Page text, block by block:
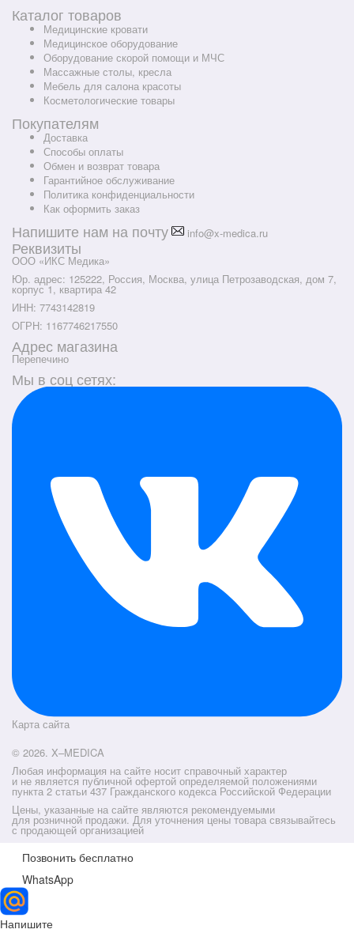
Каталог товаров
Медицинские кровати
Медицинское оборудование
Оборудование скорой помощи и МЧС
Массажные столы, кресла
Мебель для салона красоты
Косметологические товары
Покупателям
Доставка
Способы оплаты
Обмен и возврат товара
Гарантийное обслуживание
Политика конфиденциальности
Как оформить заказ
Напишите нам на почту info@x-medica.ru
Реквизиты
ООО «ИКС Медика»
Юр. адрес: 125222, Россия, Москва, улица Петрозаводская, дом 7,
корпус 1, квартира 42
ИНН: 7743142819
ОГРН: 1167746217550
Адрес магазина
Перепечино
Мы в соц сетях:
Карта сайта
© 2026. X–MEDICA
Любая информация на сайте носит справочный характер
и не является публичной офертой определяемой положениями
пункта 2 статьи 437 Гражданского кодекса Российской Федерации
Цены, указанные на сайте являются рекомендуемыми
для розничной продажи. Для уточнения цены товара связывайтесь
с продающей организацией
Позвонить бесплатно
WhatsApp
Напишите